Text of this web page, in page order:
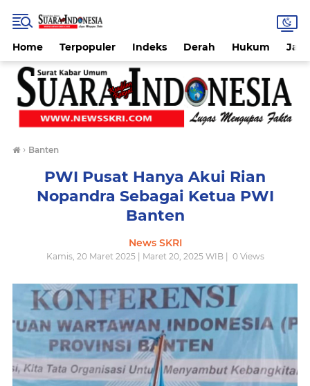
Home Terpopuler Indeks Derah Hukum
› Banten
PWI Pusat Hanya Akui Rian
Nopandra Sebagai Ketua PWI
Banten
News SKRI
Kamis, 20 Maret 2025 | Maret 20, 2025 WIB | 0Views